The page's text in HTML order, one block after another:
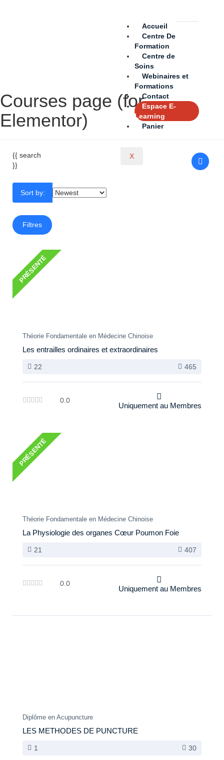
Accueil
Centre De
Formation
Centre de
Soins
Webinaires et
Formations
Contact
Espace E-
Learning
Panier
X
Courses page (for
Elementor)
{{ search
}}
Sort by:
Filtres
PRÉSENTÉ
Théorie Fondamentale en Médecine Chinoise
Les entrailles ordinaires et extraordinaires
22 465
0.0
Uniquement au Membres
PRÉSENTÉ
Théorie Fondamentale en Médecine Chinoise
La Physiologie des organes Cœur Poumon Foie
21 407
0.0
Uniquement au Membres
Diplôme en Acupuncture
LES METHODES DE PUNCTURE
1 30